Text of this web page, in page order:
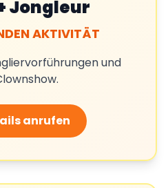
Jongleur
AKTIVITÄT
und
anrufen